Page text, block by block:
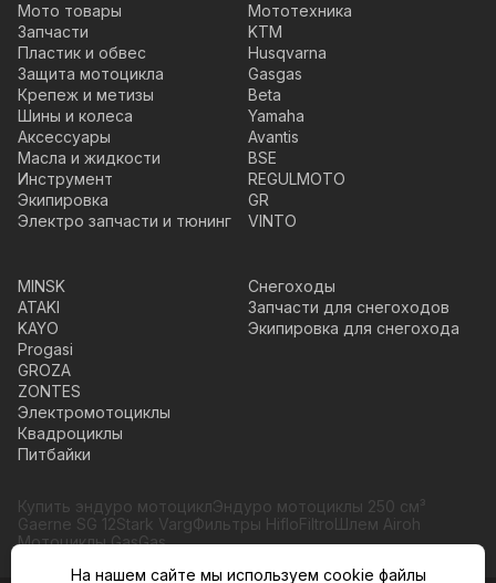
Мото товары
Запчасти
Пластик и обвес
Защита мотоцикла
Крепеж и метизы
Шины и колеса
Аксессуары
Масла и жидкости
Инструмент
Экипировка
Электро запчасти и тюнинг
Мототехника
KTM
Husqvarna
Gasgas
Beta
Yamaha
Avantis
BSE
REGULMOTO
GR
VINTO
MINSK
ATAKI
KAYO
Progasi
GROZA
ZONTES
Электромотоциклы
Квадроциклы
Питбайки
Снегоходы
Запчасти для снегоходов
Экипировка для снегохода
Купить эндуро мотоциклЭндуро мотоциклы 250 см³
Gaerne SG 12Stark VargФильтры HifloFiltroШлем Airoh
Мотоциклы GasGas
На нашем сайте мы используем cookie файлы